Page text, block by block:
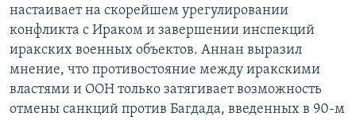
настаивает на скорейшем урегулировании
конфликта с Ираком и завершении инспекций
иракских военных объектов. Аннан выразил
мнение, что противостояние между иракскими
властями и ООН только затягивает возможность
отмены санкций против Багдада, введенных в 90-м